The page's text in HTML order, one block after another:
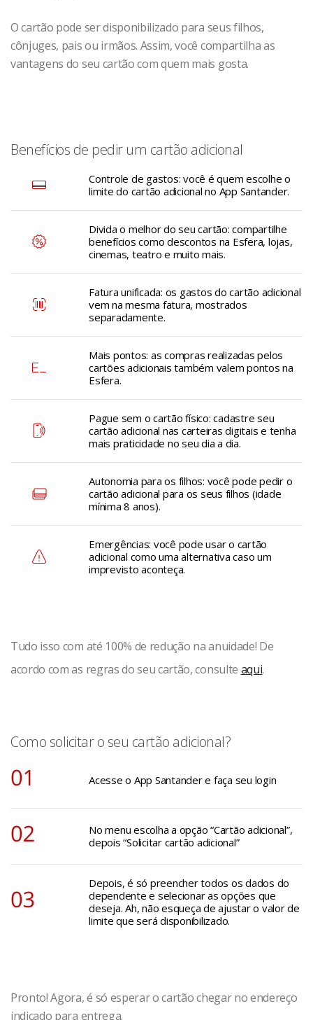
O cartão pode ser disponibilizado para seus filhos,
cônjuges, pais ou irmãos. Assim, você compartilha as
vantagens do seu cartão com quem mais gosta.
Benefícios de pedir um cartão adicional
Controle de gastos: você é quem escolhe o
limite do cartão adicional no App Santander.
Divida o melhor do seu cartão: compartilhe
benefícios como descontos na Esfera, lojas,
cinemas, teatro e muito mais.
Fatura unificada: os gastos do cartão adicional
vem na mesma fatura, mostrados
separadamente.
Mais pontos: as compras realizadas pelos
cartões adicionais também valem pontos na
Esfera.
Pague sem o cartão físico: cadastre seu
cartão adicional nas carteiras digitais e tenha
mais praticidade no seu dia a dia.
Autonomia para os filhos: você pode pedir o
cartão adicional para os seus filhos (idade
mínima 8 anos).
Emergências: você pode usar o cartão
adicional como uma alternativa caso um
imprevisto aconteça.
Tudo isso com até 100% de redução na anuidade! De
acordo com as regras do seu cartão, consulte aqui.
Como solicitar o seu cartão adicional?
Acesse o App Santander e faça seu login
No menu escolha a opção “Cartão adicional”,
depois “Solicitar cartão adicional”
Depois, é só preencher todos os dados do
dependente e selecionar as opções que
deseja. Ah, não esqueça de ajustar o valor de
limite que será disponibilizado.
Pronto! Agora, é só esperar o cartão chegar no endereço
indicado para entrega.